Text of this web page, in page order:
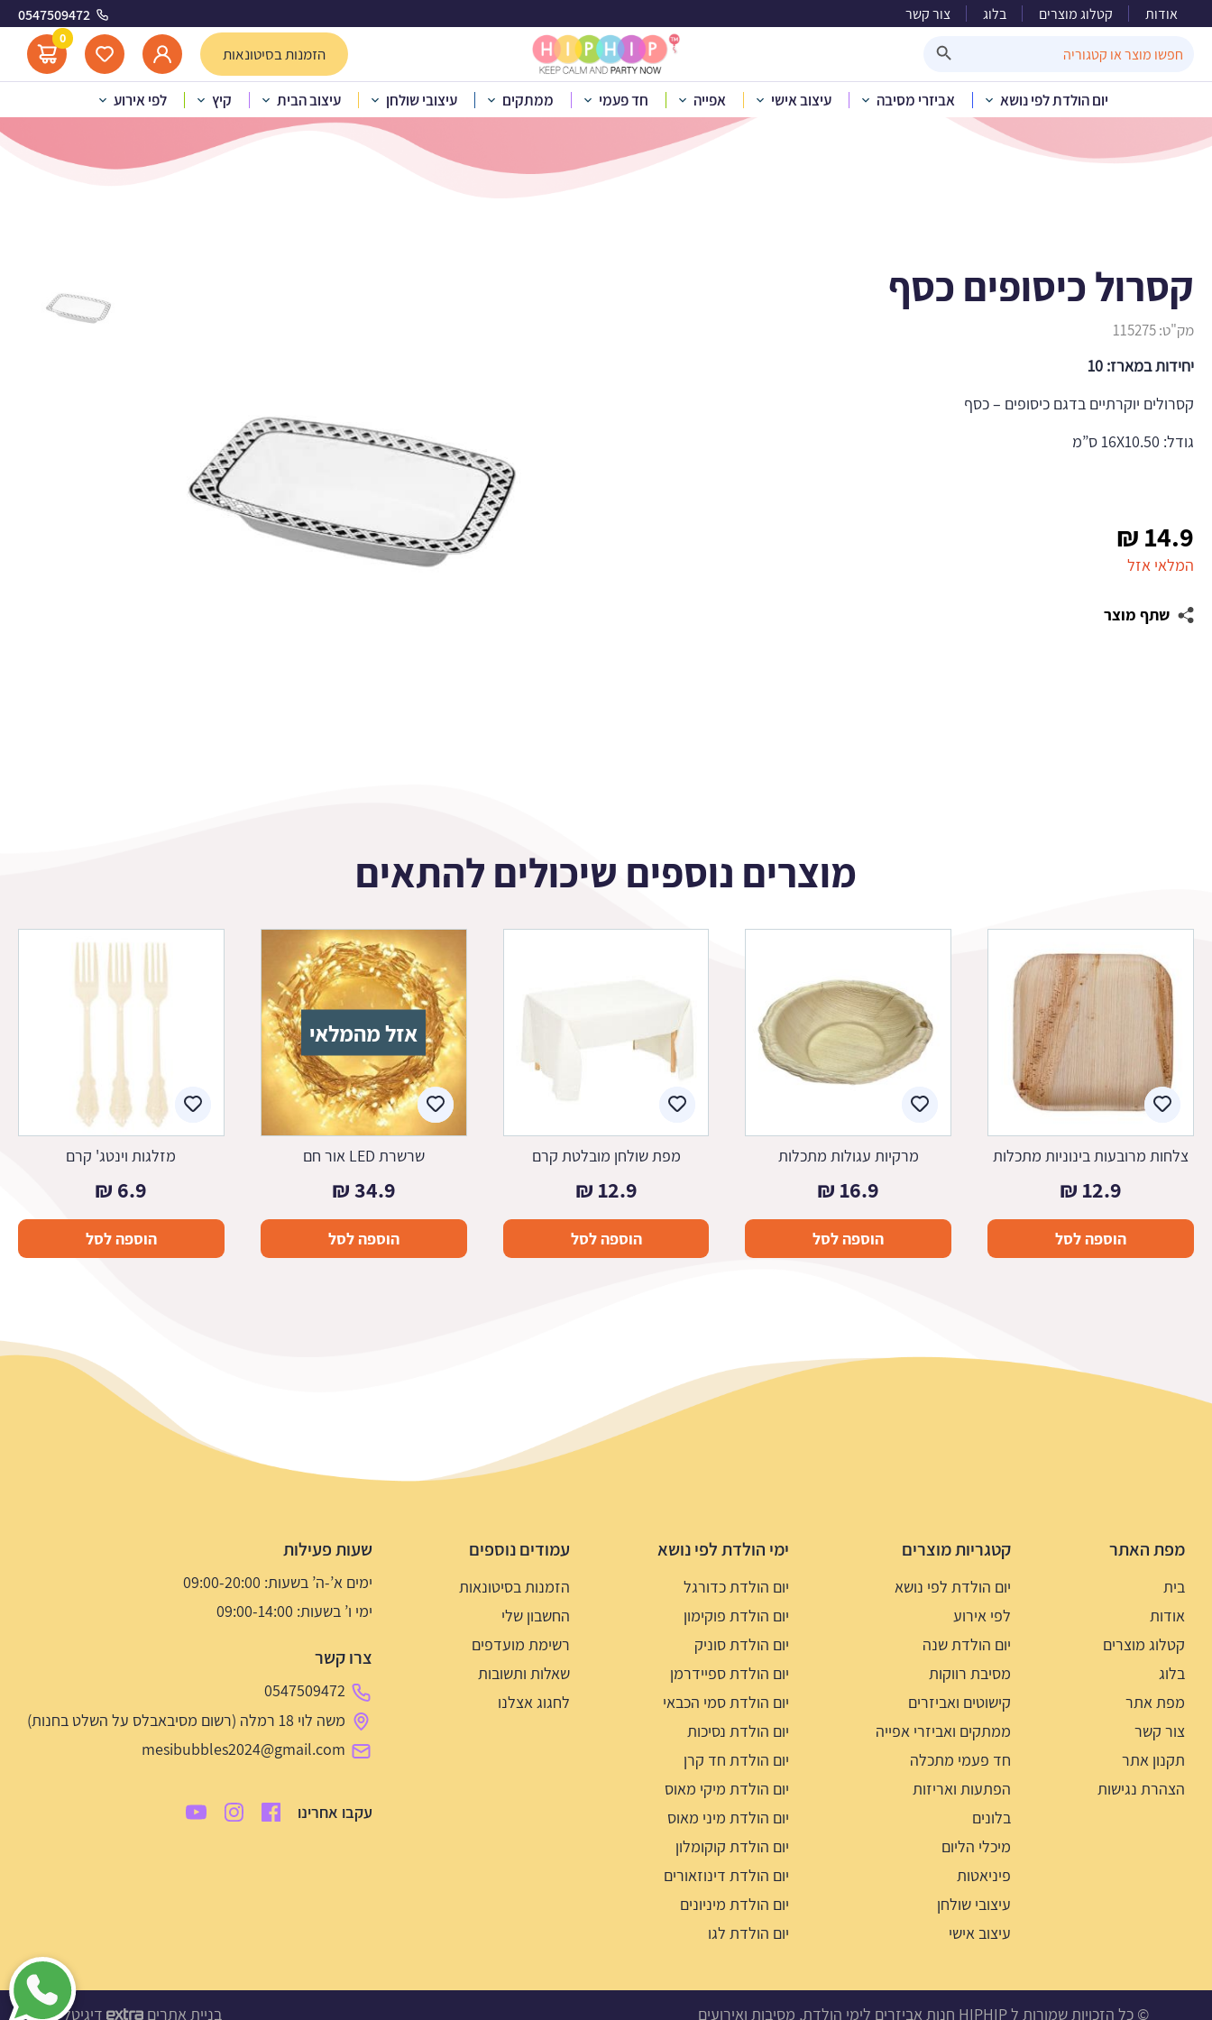
אודות קטלוג מוצרים בלוג צור קשר 0547509472
for: הזמנות בסיטונאות
0
יום הולדת לפי נושא אביזרי מסיבה עיצוב אישי אפייה חד פעמי ממתקים עיצובי שולחן עיצוב הבית קיץ לפי אירוע
קסרול כיסופים כסף
»קטלוג מוצרים »לפי אירוע חגים וימים מיוחדים»סוכות» קסרול כיסופים כסף
קסרול כיסופים כסף
מק"ט:115275
יחידות במארז: 10
קסרולים יוקרתיים בדגם כיסופים – כסף
גודל: 16X10.50 ס”מ
14.9
₪
המלאי אזל
שתף מוצר
מוצרים נוספים שיכולים להתאים
צלחות מרובעות בינוניות מתכלות
12.9
₪
הוספה לסל
מרקיות עגולות מתכלות
16.9
₪
הוספה לסל
מפת שולחן מובלטת קרם
12.9
₪
הוספה לסל
אזל מהמלאי
שרשרת LED אור חם
34.9
₪
הוספה לסל
מזלגות וינטג' קרם
6.9
₪
הוספה לסל
מפת האתר
בית
אודות
קטלוג מוצרים
בלוג
מפת אתר
צור קשר
תקנון אתר
הצהרת נגישות
קטגריות מוצרים
יום הולדת לפי נושא
לפי אירוע
יום הולדת שנה
מסיבת רווקות
קישוטים ואביזרים
ממתקים ואביזרי אפייה
חד פעמי מתכלה
הפתעות ואריזות
בלונים
מיכלי הליום
פיניאטות
עיצובי שולחן
עיצוב אישי
ימי הולדת לפי נושא
יום הולדת כדורגל
יום הולדת פוקימון
יום הולדת סוניק
יום הולדת ספיידרמן
יום הולדת סמי הכבאי
יום הולדת נסיכות
יום הולדת חד קרן
יום הולדת מיקי מאוס
יום הולדת מיני מאוס
יום הולדת קוקומלון
יום הולדת דינוזאורים
יום הולדת מיניונים
יום הולדת לגו
עמודים נוספים
הזמנות בסיטונאות
החשבון שלי
רשימת מועדפים
שאלות ותשובות
לחגוג אצלנו
שעות פעילות
ימים א’-ה’ בשעות: 09:00-20:00
ימי ו’ בשעות: 09:00-14:00
צרו קשר
0547509472
משה לוי 18 רמלה (רשום מסיבאבלס על השלט בחנות)
mesibubbles2024@gmail.com
עקבו אחרינו
© כל הזכויות שמורות ל HIPHIP חנות אביזרים לימי הולדת, מסיבות ואירועים בניית אתרים דיגיטל